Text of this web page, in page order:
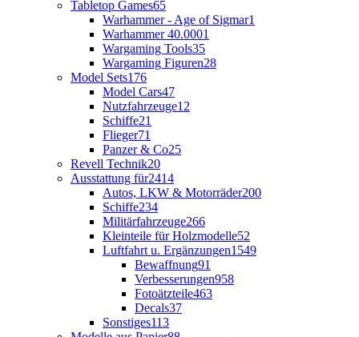
Tabletop Games65
Warhammer - Age of Sigmar1
Warhammer 40.0001
Wargaming Tools35
Wargaming Figuren28
Model Sets176
Model Cars47
Nutzfahrzeuge12
Schiffe21
Flieger71
Panzer & Co25
Revell Technik20
Ausstattung für2414
Autos, LKW & Motorräder200
Schiffe234
Militärfahrzeuge266
Kleinteile für Holzmodelle52
Luftfahrt u. Ergänzungen1549
Bewaffnung91
Verbesserungen958
Fotoätzteile463
Decals37
Sonstiges113